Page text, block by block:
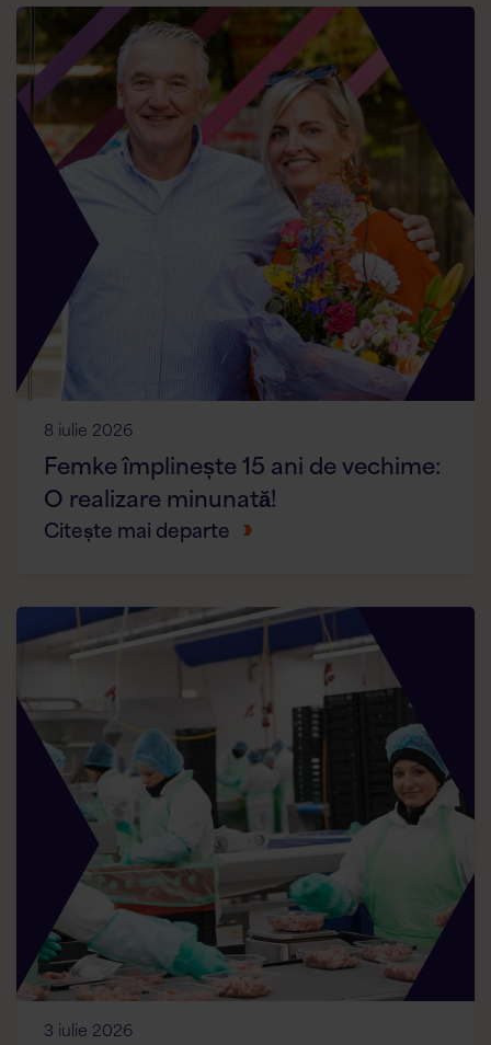
8 iulie 2026
Femke împlinește 15 ani de vechime:
O realizare minunată!
Citește mai departe
3 iulie 2026